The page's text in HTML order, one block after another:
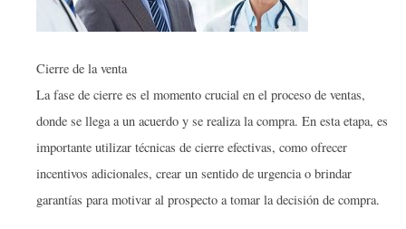
Cierre de la venta
La fase de cierre es el momento crucial en el proceso de ventas,
donde se llega a un acuerdo y se realiza la compra. En esta etapa, es
importante utilizar técnicas de cierre efectivas, como ofrecer
incentivos adicionales, crear un sentido de urgencia o brindar
garantías para motivar al prospecto a tomar la decisión de compra.